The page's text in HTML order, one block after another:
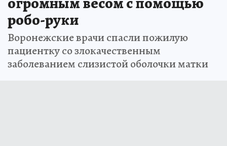
робо-руки
Воронежские врачи спасли пожилую
пациентку со злокачественным
заболеванием слизистой оболочки матки